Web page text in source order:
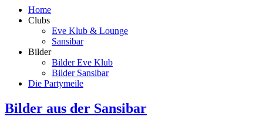
Home
Clubs
Eve Klub & Lounge
Sansibar
Bilder
Bilder Eve Klub
Bilder Sansibar
Die Partymeile
Bilder aus der Sansibar